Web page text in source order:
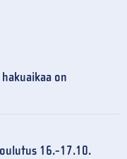
on
16.-17.10.